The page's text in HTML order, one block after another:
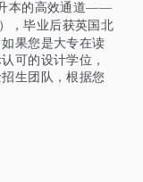
本的高效通道——
），毕业后获英国北
果您是大专在读
可的设计学位，
生团队，根据您